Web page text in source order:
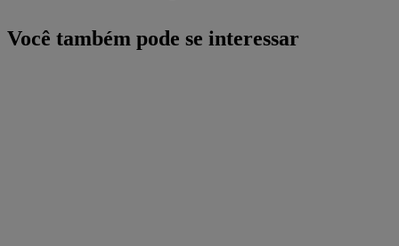
Você também pode se interessar